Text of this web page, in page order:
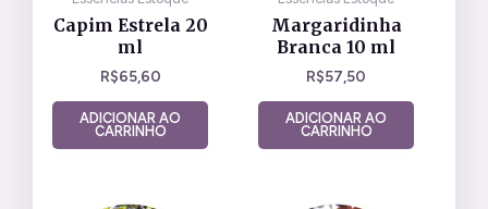
Capim Estrela 20
ml
R$65,60
ADICIONAR AO
CARRINHO
Margaridinha
Branca 10 ml
R$57,50
ADICIONAR AO
CARRINHO